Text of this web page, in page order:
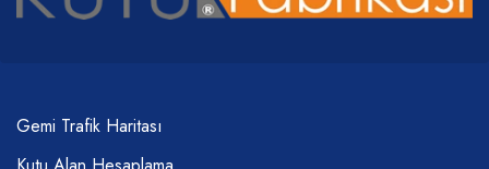
Gemi Trafik Haritası